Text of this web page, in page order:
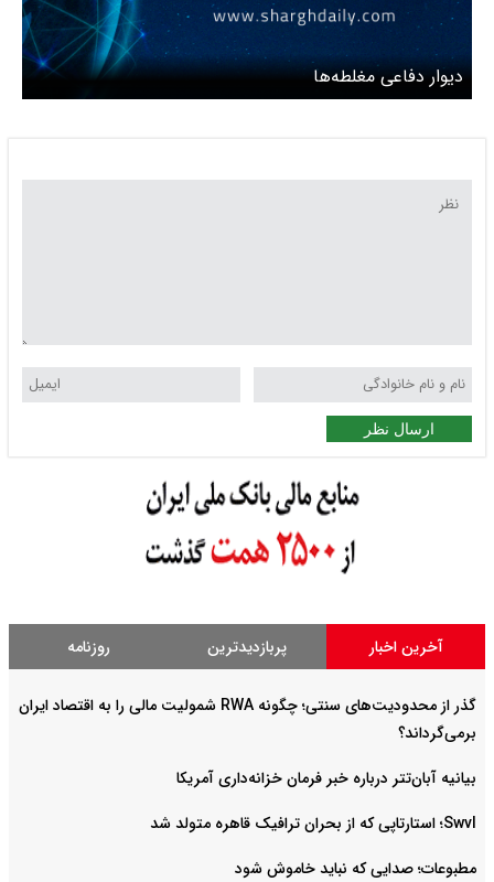
دیوار دفاعی مغلطه‌ها
ارسال نظر
آخرین اخبار پربازدیدترین روزنامه
گذر از محدودیت‌های سنتی؛ چگونه RWA شمولیت مالی را به اقتصاد ایران
برمی‌گرداند؟
بیانیه آبان‌تتر درباره خبر فرمان خزانه‌داری آمریکا
Swvl؛ استارتاپی که از بحران ترافیک قاهره متولد شد
مطبوعات؛ صدایی که نباید خاموش شود